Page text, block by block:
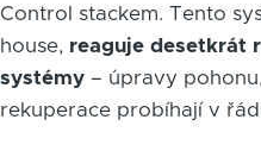
Control stackem. Tento
house, reaguje desetkrát
systémy – úpravy
rekuperace probíhají v